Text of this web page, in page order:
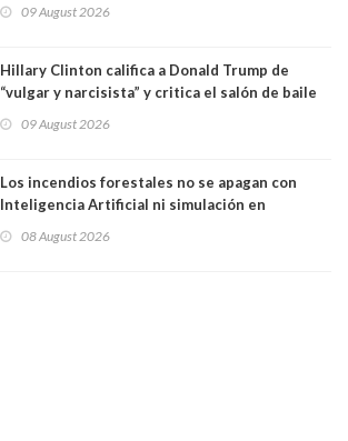
09 August 2026
Hillary Clinton califica a Donald Trump de
“vulgar y narcisista” y critica el salón de baile
casa. Y la está destruyendo”
09 August 2026
Los incendios forestales no se apagan con
Inteligencia Artificial ni simulación en
Magister en Asentamientos Humanos PUC
08 August 2026